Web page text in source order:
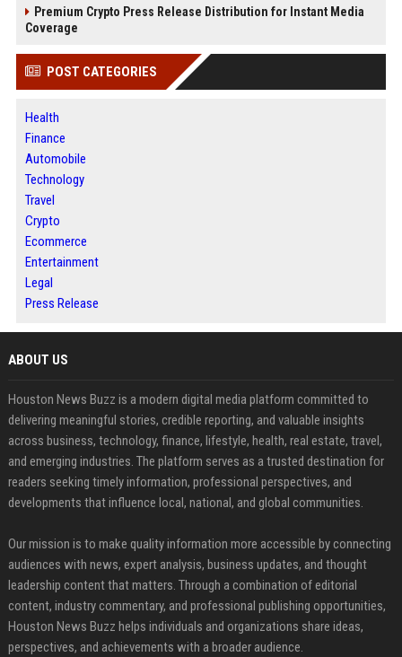
Premium Crypto Press Release Distribution for Instant Media
Coverage
POST CATEGORIES
Health
Finance
Automobile
Technology
Travel
Crypto
Ecommerce
Entertainment
Legal
Press Release
ABOUT US
Houston News Buzz is a modern digital media platform committed to
delivering meaningful stories, credible reporting, and valuable insights
across business, technology, finance, lifestyle, health, real estate, travel,
and emerging industries. The platform serves as a trusted destination for
readers seeking timely information, professional perspectives, and
developments that influence local, national, and global communities.
Our mission is to make quality information more accessible by connecting
audiences with news, expert analysis, business updates, and thought
leadership content that matters. Through a combination of editorial
content, industry commentary, and professional publishing opportunities,
Houston News Buzz helps individuals and organizations share ideas,
perspectives, and achievements with a broader audience.